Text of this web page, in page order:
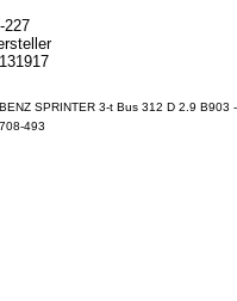
227
SPRINTER 3-t Bus 312 D 2.9
493